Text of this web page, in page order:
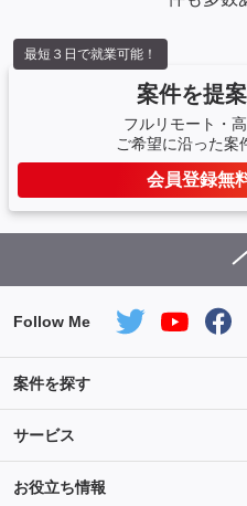
案件を提
フルリモート・
ご希望に沿った案
会員登録無
最短３日で就業可能！
Follow Me
案件を探す
条件を指定して案件を探す
Salesforce案件特集
サービス
サービス紹介
お役立ち情報